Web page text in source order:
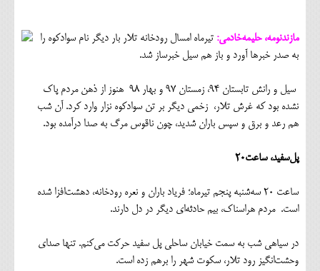
سیاسی
خانه
مازندنومه، حلیمه‌خادمی: تیرماه امسال رودخانه تلار بار دیگر نام سوادکوه را
به صدر خبرها آورد و باز هم سیل خبرساز شد.
سیل و رانش تابستان ۹۴، زمستان ۹۷ و بهار ۹۸ هنوز از ذهن مردم پاک
نشده بود که غرش تلار، زخمی دیگر بر تن سوادکوه نزار وارد کرد. آن شب
هم رعد و برق و سپس باران شدید، چون ناقوس مرگ به صدا درآمده بود.‌
پل‌سفید، ساعت۲۰
ساعت ۲۰ سه‌شنبه پنجم تیرماه؛ فریاد باران و نعره رودخانه، دهشت‌افزا شده
است. مردم هراسناک، بیم حادثه‌ای دیگر در دل دارند.
در سیاهی شب به سمت خیابان ساحلی پل سفید حرکت می‌کنم. تنها صدای
وحشت‌انگیز رود تلار، سکوت شهر را برهم زده است.